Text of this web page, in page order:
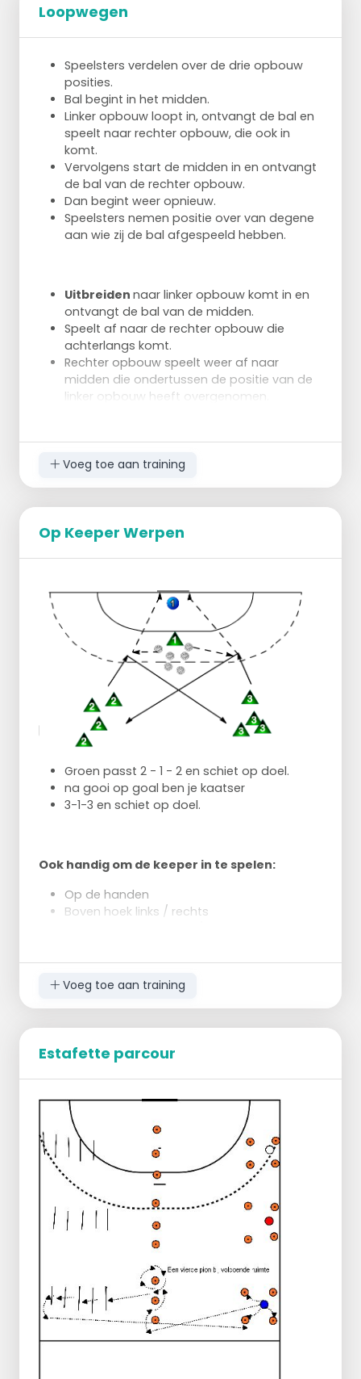
Loopwegen
Speelsters verdelen over de drie opbouw
posities.
Bal begint in het midden.
Linker opbouw loopt in, ontvangt de bal en
speelt naar rechter opbouw, die ook in
komt.
Vervolgens start de midden in en ontvangt
de bal van de rechter opbouw.
Dan begint weer opnieuw.
Speelsters nemen positie over van degene
aan wie zij de bal afgespeeld hebben.
Uitbreiden naar linker opbouw komt in en
ontvangt de bal van de midden.
Speelt af naar de rechter opbouw die
achterlangs komt.
Rechter opbouw speelt weer af naar
midden die ondertussen de positie van de
linker opbouw heeft overgenomen.
Voeg toe aan training
Op Keeper Werpen
Groen passt 2 - 1 - 2 en schiet op doel.
na gooi op goal ben je kaatser
3-1-3 en schiet op doel.
Ook handig om de keeper in te spelen:
Op de handen
Boven hoek links / rechts
Stuiter ballen links / rechts
Lage ballen links / rechts
Voeg toe aan training
Estafette parcour